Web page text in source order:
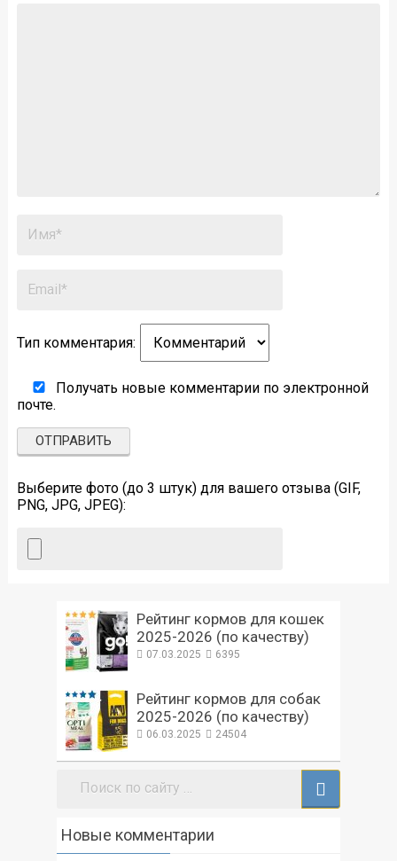
Тип комментария:
Получать новые комментарии по электронной
почте.
Выберите фото (до 3 штук) для вашего отзыва (GIF,
PNG, JPG, JPEG):
Рейтинг кормов для кошек
2025-2026 (по качеству)
07.03.2025 6395
Рейтинг кормов для собак
2025-2026 (по качеству)
06.03.2025 24504
Поиск:
Новые комментарии